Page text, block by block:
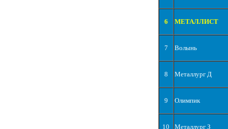
6 МЕТАЛЛИСТ
7 Волынь
8 Металлург Д
9 Олимпик
10 Металлург З